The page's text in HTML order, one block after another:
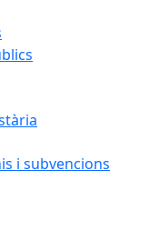
i subvencions